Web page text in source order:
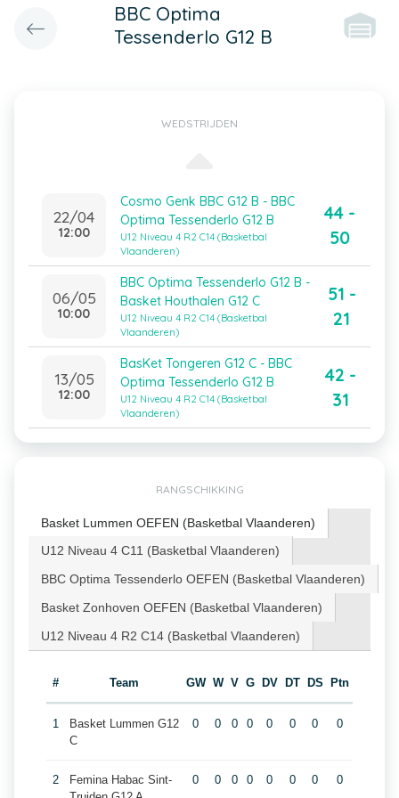
BBC Optima
Tessenderlo G12 B
WEDSTRIJDEN
22/04
12:00
Cosmo Genk BBC G12 B - BBC
Optima Tessenderlo G12 B
U12 Niveau 4 R2 C14 (Basketbal
Vlaanderen)
44 -
50
06/05
10:00
BBC Optima Tessenderlo G12 B -
Basket Houthalen G12 C
U12 Niveau 4 R2 C14 (Basketbal
Vlaanderen)
51 -
21
13/05
12:00
BasKet Tongeren G12 C - BBC
Optima Tessenderlo G12 B
U12 Niveau 4 R2 C14 (Basketbal
Vlaanderen)
42 -
31
RANGSCHIKKING
Basket Lummen OEFEN (Basketbal Vlaanderen)
U12 Niveau 4 C11 (Basketbal Vlaanderen)
BBC Optima Tessenderlo OEFEN (Basketbal Vlaanderen)
Basket Zonhoven OEFEN (Basketbal Vlaanderen)
U12 Niveau 4 R2 C14 (Basketbal Vlaanderen)
# Team GW W V G DV DT DS Ptn
1
Basket Lummen G12
C
0 0 0 0 0 0 0 0
2
Femina Habac Sint-
0 0 0 0 0 0 0 0